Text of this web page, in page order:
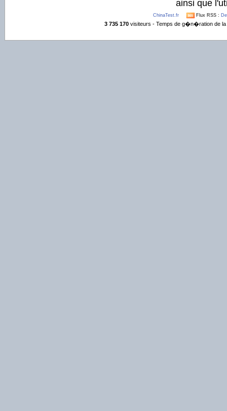
ainsi que
ChinaTest.fr Flux RSS :
3 735 170visiteurs - Temps de g�n�ration de